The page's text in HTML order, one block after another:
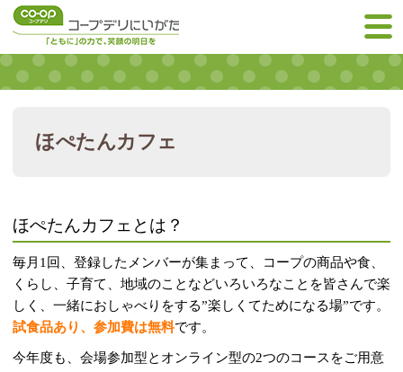
ほぺたんカフェ
ほぺたんカフェとは？
毎月1回、登録したメンバーが集まって、コープの商品や食、
くらし、子育て、地域のことなどいろいろなことを皆さんで楽
しく、一緒におしゃべりをする”楽しくてためになる場”です。
試食品あり、参加費は無料です。
今年度も、会場参加型とオンライン型の2つのコースをご用意